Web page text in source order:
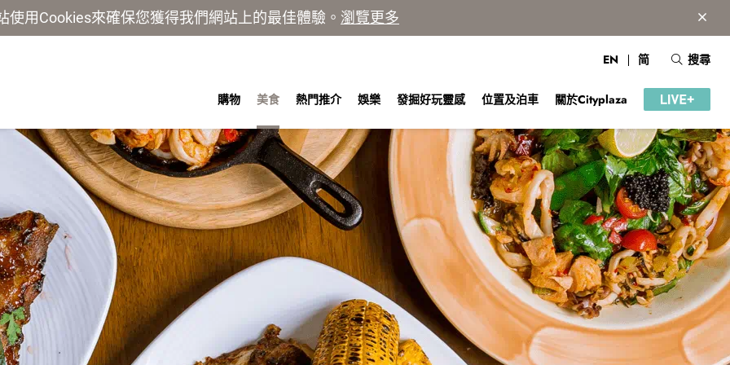
使用Cookies來確保您獲得我們網站上的最佳體驗。 瀏覽更多
購物 美食 熱門推介 娛樂 發掘好玩靈感 位置及泊車 關於Cityplaza
EN 简 搜尋